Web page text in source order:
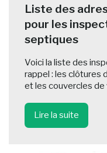
Liste des
pour les
septiques
Voici la liste des
rappel : les clôtures
et les couvercles de
Lire la suite